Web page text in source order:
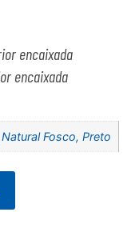
encaixada
encaixada
Fosco, Preto